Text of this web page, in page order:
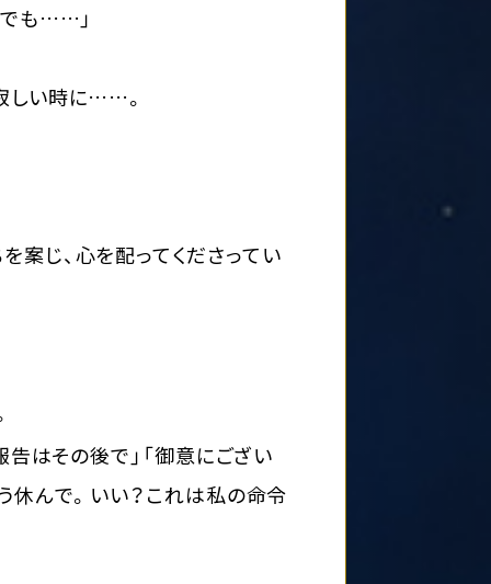
でも……」
しい時に……。
案じ、心を配ってくださってい
告はその後で」「御意にござい
休んで。いい？これは私の命令